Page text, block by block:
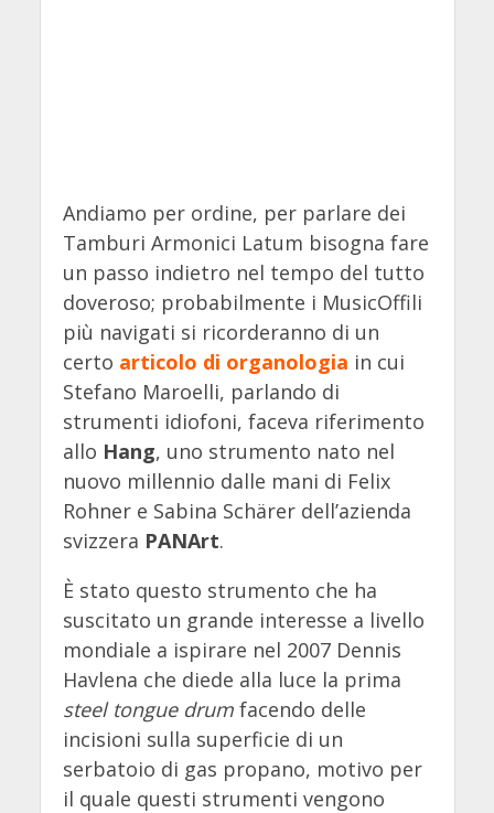
Andiamo per ordine, per parlare dei
Tamburi Armonici Latum bisogna fare
un passo indietro nel tempo del tutto
doveroso; probabilmente i MusicOffili
più navigati si ricorderanno di un
certo articolo di organologia in cui
Stefano Maroelli, parlando di
strumenti idiofoni, faceva riferimento
allo Hang, uno strumento nato nel
nuovo millennio dalle mani di Felix
Rohner e Sabina Schärer dell’azienda
svizzera PANArt.
È stato questo strumento che ha
suscitato un grande interesse a livello
mondiale a ispirare nel 2007 Dennis
Havlena che diede alla luce la prima
steel tongue drum facendo delle
incisioni sulla superficie di un
serbatoio di gas propano, motivo per
il quale questi strumenti vengono